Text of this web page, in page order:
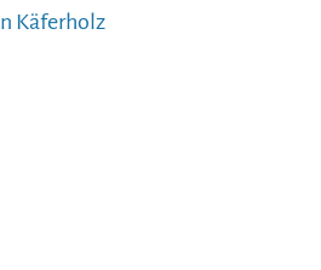
Käferholz